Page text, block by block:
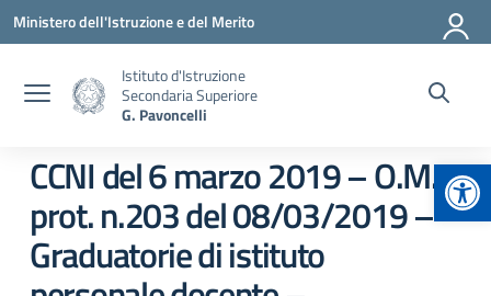
Vai ai contenuti
Vai al menu di navigazione
Vai al footer
Ministero dell'Istruzione e del Merito
Istituto d'Istruzione
Secondaria Superiore
G. Pavoncelli
CCNI del 6 marzo 2019 – O.M.
prot. n.203 del 08/03/2019 –
Graduatorie di istituto